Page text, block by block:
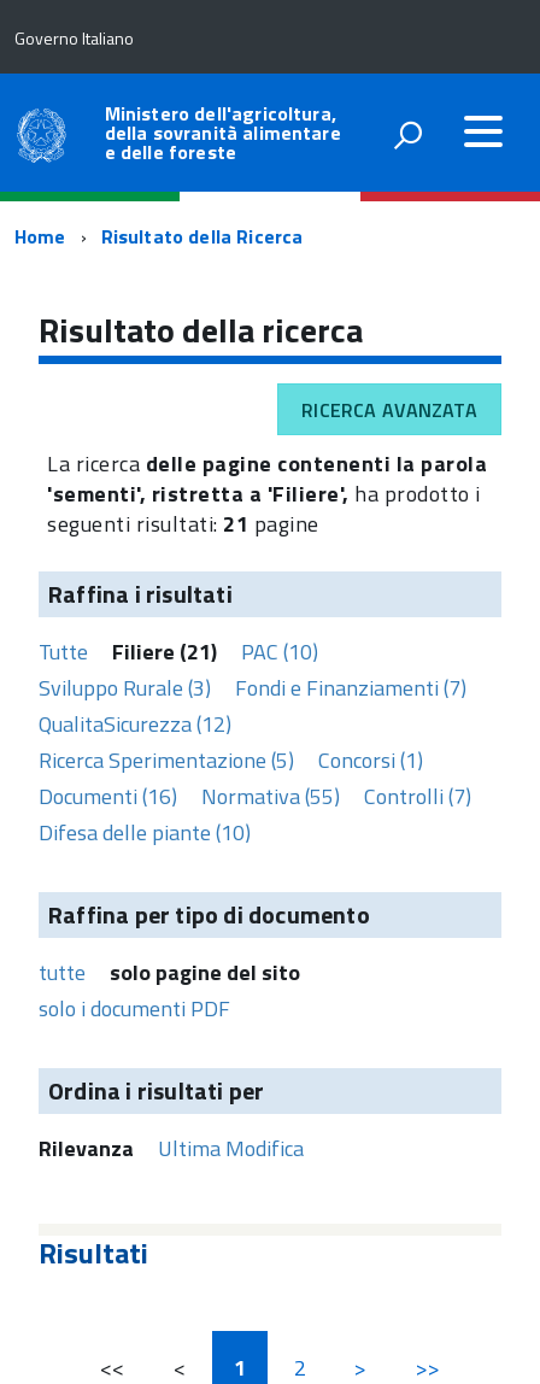
Governo Italiano
Ministero dell'agricoltura,
della sovranità alimentare
e delle foreste
Percorso
navigazione
Home Risultato della Ricerca
Risultato della ricerca
RICERCA AVANZATA
La ricerca delle pagine contenenti la parola
'sementi', ristretta a 'Filiere', ha prodotto i
seguenti risultati: 21 pagine
Raffina i risultati
Tutte Filiere (21)
PAC (10)
Sviluppo Rurale (3)
Fondi e Finanziamenti (7)
QualitaSicurezza (12)
Ricerca Sperimentazione (5)
Concorsi (1)
Documenti (16)
Normativa (55)
Controlli (7)
Difesa delle piante (10)
Raffina per tipo di documento
tutte
solo pagine del sito
solo i documenti PDF
Ordina i risultati per
Rilevanza Ultima Modifica
Risultati
<< < 1 2 > >>